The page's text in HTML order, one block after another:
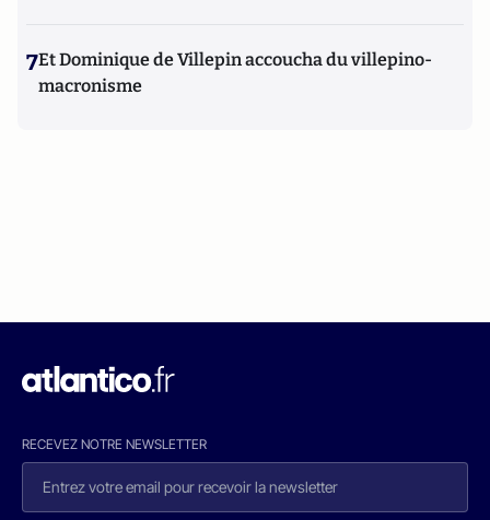
7Et Dominique de Villepin accoucha du villepino-
macronisme
RECEVEZ NOTRE NEWSLETTER